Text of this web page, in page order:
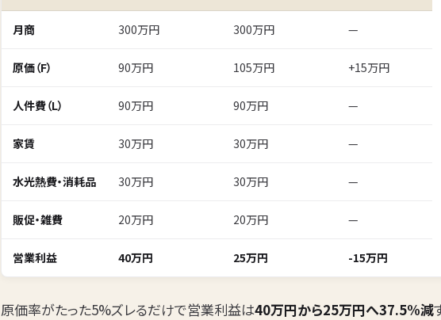
月商 300万円 300万円 —
原価（F） 90万円 105万円 +15万円
人件費（L） 90万円 90万円 —
家賃 30万円 30万円 —
水光熱費・消耗品 30万円 30万円 —
販促・雑費 20万円 20万円 —
営業利益 40万円 25万円 -15万円
原価率がたった5%ズレるだけで営業利益は40万円から25万円へ37.5%減